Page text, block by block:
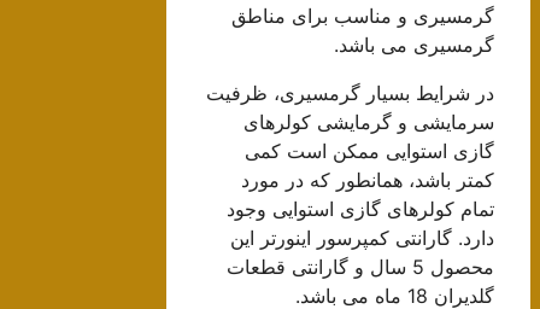
گرمسیری و مناسب برای مناطق
گرمسیری می باشد.
در شرایط بسیار گرمسیری، ظرفیت
سرمایشی و گرمایشی کولرهای
گازی استوایی ممکن است کمی
کمتر باشد، همانطور که در مورد
تمام کولرهای گازی استوایی وجود
دارد. گارانتی کمپرسور اینورتر این
محصول 5 سال و گارانتی قطعات
گلدیران 18 ماه می باشد.